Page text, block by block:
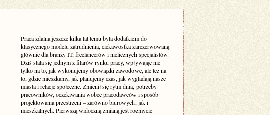
Praca zdalna jeszcze kilka lat temu była dodatkiem do
klasycznego modelu zatrudnienia, ciekawostką zarezerwowaną
głównie dla branży IT, freelancerów i nielicznych specjalistów.
Dziś stała się jednym z filarów rynku pracy, wpływając nie
tylko na to, jak wykonujemy obowiązki zawodowe, ale też na
to, gdzie mieszkamy, jak planujemy czas, jak wyglądają nasze
miasta i relacje społeczne. Zmienił się rytm dnia, potrzeby
pracowników, oczekiwania wobec pracodawców i sposób
projektowania przestrzeni – zarówno biurowych, jak i
mieszkalnych. Pierwszą widoczną zmianą jest rozmycie